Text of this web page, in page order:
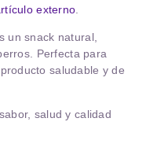
externo.
un snack natural,
Perfecta para
saludable y de
salud y calidad